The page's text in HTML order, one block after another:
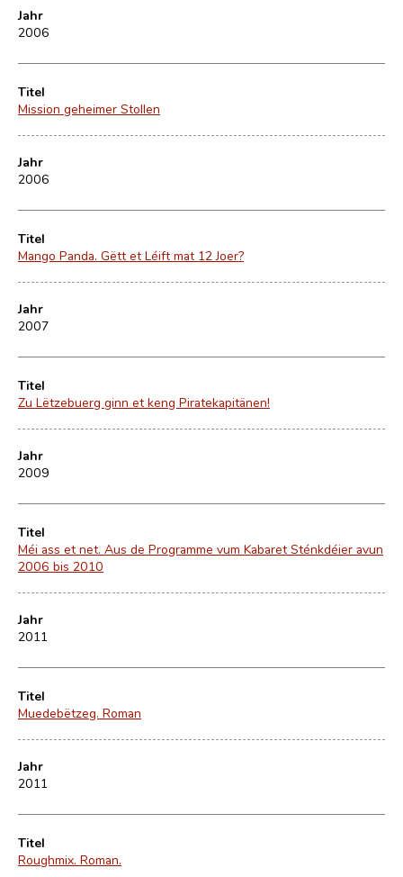
Jahr
2006
Titel
Mission geheimer Stollen
Jahr
2006
Titel
Mango Panda. Gëtt et Léift mat 12 Joer?
Jahr
2007
Titel
Zu Lëtzebuerg ginn et keng Piratekapitänen!
Jahr
2009
Titel
Méi ass et net. Aus de Programme vum Kabaret Sténkdéier avun
2006 bis 2010
Jahr
2011
Titel
Muedebëtzeg. Roman
Jahr
2011
Titel
Roughmix. Roman.